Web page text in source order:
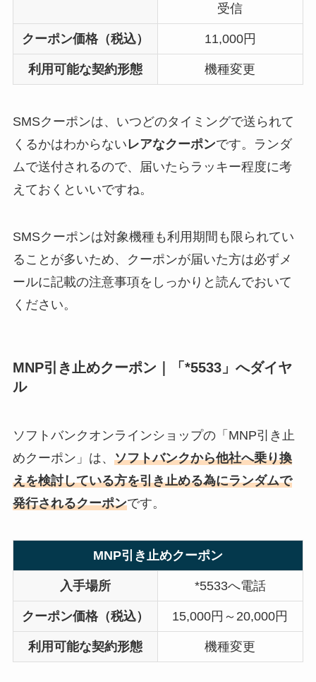
受信
クーポン価格（税込） 11,000円
利用可能な契約形態 機種変更
SMSクーポンは、いつどのタイミングで送られて
くるかはわからないレアなクーポンです。ランダ
ムで送付されるので、届いたらラッキー程度に考
えておくといいですね。
SMSクーポンは対象機種も利用期間も限られてい
ることが多いため、クーポンが届いた方は必ずメ
ールに記載の注意事項をしっかりと読んでおいて
ください。
MNP引き止めクーポン｜「*5533」へダイヤ
ル
ソフトバンクオンラインショップの「MNP引き止
めクーポン」は、 ソフトバンクから他社へ乗り換
えを検討している方を引き止める為にランダムで
発行されるクーポンです。
MNP引き止めクーポン
入手場所 *5533へ電話
クーポン価格（税込） 15,000円～20,000円
利用可能な契約形態 機種変更